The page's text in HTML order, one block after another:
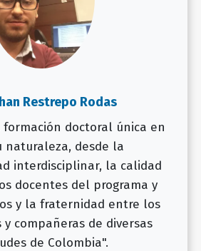
Restrepo Rodas
formación doctoral única en
naturaleza, desde la
interdisciplinar, la calidad
docentes del programa y
y la fraternidad entre los
y compañeras de diversas
de Colombia".